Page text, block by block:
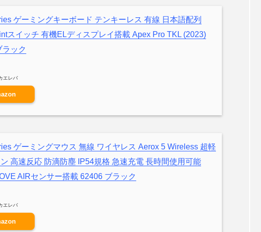
ゲーミングキーボード テンキーレス 有線 日本語配列
スイッチ 有機ELディスプレイ搭載 Apex Pro TKL (2023)
ック
エレバ
ゲーミングマウス 無線 ワイヤレス Aerox 5 Wireless 超軽
高速反応 防滴防塵 IP54規格 急速充電 長時間使用可能
AIRセンサー搭載 62406 ブラック
エレバ